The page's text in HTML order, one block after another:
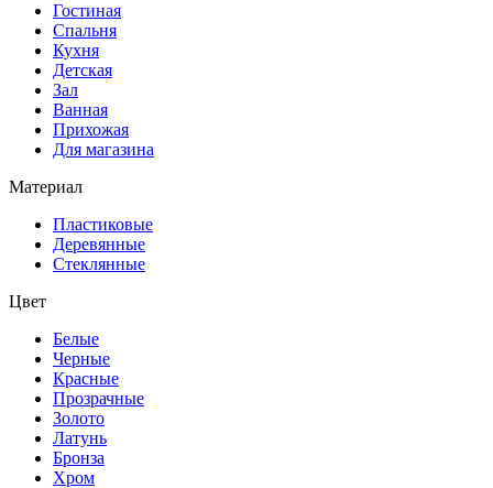
Гостиная
Спальня
Кухня
Детская
Зал
Ванная
Прихожая
Для магазина
Материал
Пластиковые
Деревянные
Стеклянные
Цвет
Белые
Черные
Красные
Прозрачные
Золото
Латунь
Бронза
Хром